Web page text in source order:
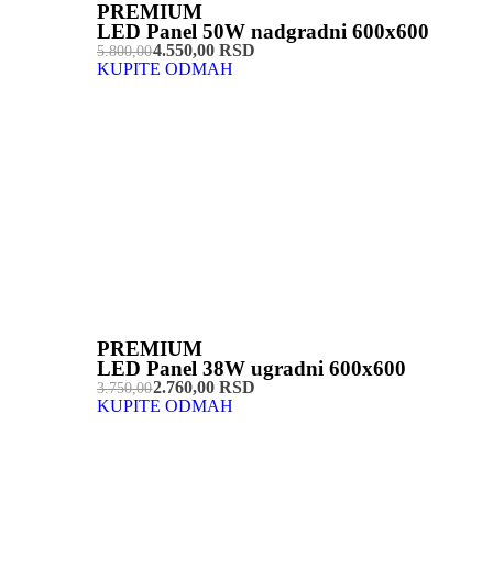
PREMIUM
LED Panel 50W nadgradni 600x600
5.800,004.550,00 RSD
KUPITE ODMAH
PREMIUM
LED Panel 38W ugradni 600x600
3.750,002.760,00 RSD
KUPITE ODMAH